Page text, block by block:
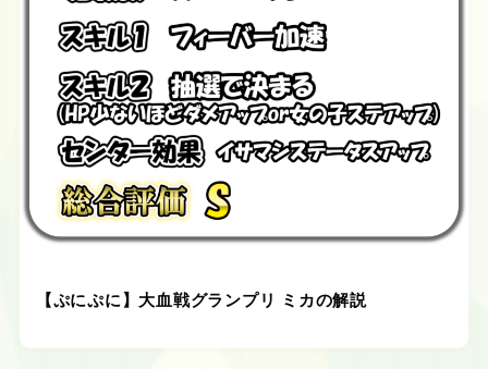
【ぷにぷに】大血戦グランプリ ミカの解説